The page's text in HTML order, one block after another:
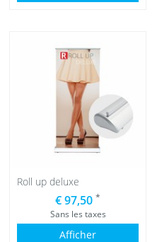
Roll up deluxe
€ 97,50 *
Sans les taxes
Afficher